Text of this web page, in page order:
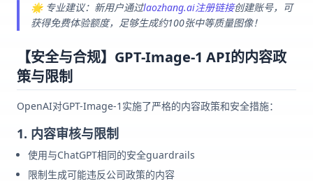
🌟 专业建议：新用户通过laozhang.ai注册链接创建账号，可
获得免费体验额度，足够生成约100张中等质量图像！
【安全与合规】GPT-Image-1 API的内容政
策与限制
OpenAI对GPT-Image-1实施了严格的内容政策和安全措施：
1. 内容审核与限制
使用与ChatGPT相同的安全guardrails
限制生成可能违反公司政策的内容